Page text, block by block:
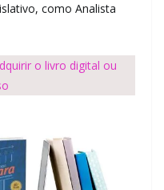
como Analista
o livro digital ou